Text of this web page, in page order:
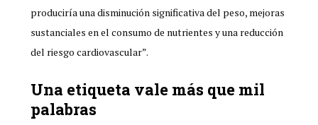
produciría una disminución significativa del peso, mejoras
sustanciales en el consumo de nutrientes y una reducción
del riesgo cardiovascular”.
Una etiqueta vale más que mil
palabras